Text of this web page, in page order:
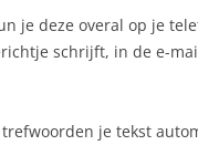
je deze overal op je
schrijft, in de e-
je tekst